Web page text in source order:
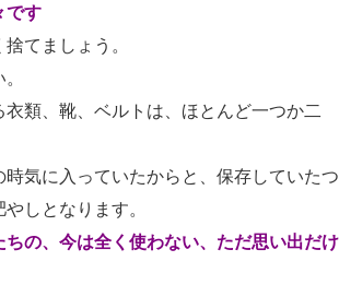
です
てましょう。
衣類、靴、ベルトは、ほとんど一つか二
時気に入っていたからと、保存していたつ
しとなります。
の、今は全く使わない、ただ思い出だけ